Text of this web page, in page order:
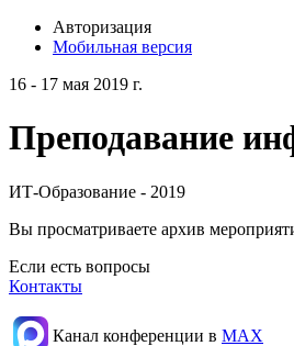
Авторизация
Мобильная версия
16 - 17 мая 2019 г.
Преподавание
ИТ-Образование - 2019
Вы просматриваете архив
Если есть вопросы
Контакты
Канал конференции в МАХ